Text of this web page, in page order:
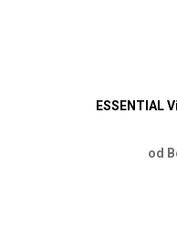
ESSENTIAL
od